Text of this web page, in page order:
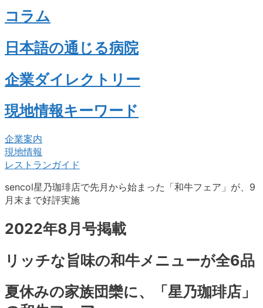
コラム
日本語の通じる病院
企業ダイレクトリー
現地情報キーワード
企業案内
現地情報
レストランガイド
sencol星乃珈琲店で先月から始まった「和牛フェア」が、9
月末まで好評実施
2022年8月号掲載
リッチな旨味の和牛メニューが全6品
夏休みの家族団欒に、「星乃珈琲店」